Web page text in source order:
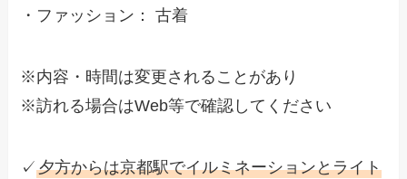
・ファッション： 古着
※内容・時間は変更されることがあり
※訪れる場合はWeb等で確認してください
✓夕方からは京都駅でイルミネーションとライト